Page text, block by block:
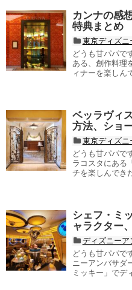
カンナの感
特典まとめ
東京ディズニ
どうも甘パパで
ある、創作料理
ィナーを楽しん
ベッラヴィ
方法、ショ
東京ディズニ
どうも甘パパで
ラコスタにある
チを楽しんでき
シェフ・ミ
ャラクター
ディズニーア
どうも甘パパで
ニーアンバサダ
ミッキー」でデ